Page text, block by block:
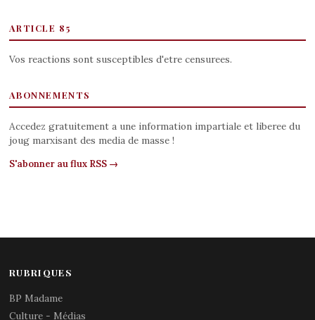
ARTICLE 85
Vos reactions sont susceptibles d'etre censurees.
ABONNEMENTS
Accedez gratuitement a une information impartiale et liberee du
joug marxisant des media de masse !
S'abonner au flux RSS →
RUBRIQUES
BP Madame
Culture - Médias